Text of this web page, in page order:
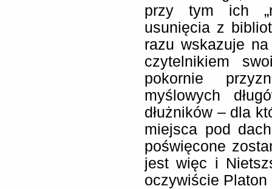
przy tym ich
usunięcia z
razu wskazuje
czytelnikiem
pokornie
myślowych
dłużników – dla
miejsca pod
poświęcone
jest więc i
oczywiście Platon